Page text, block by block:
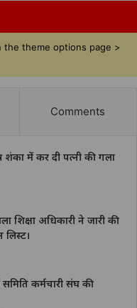
the theme options page >
Comments
शंका में कर दी पत्नी की गला
शिक्षा अधिकारी ने जारी की
लिस्ट।
कर्मचारी संघ की